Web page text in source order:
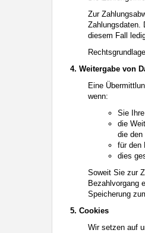
Zur
Zahlungsdaten.
diesem Fall
4. Weitergabe von
Eine
wenn:
Sie
die
die den
für den
dies
Soweit Sie zur
Bezahlvorgang
Speicherung
5. Cookies
Wir setzen auf